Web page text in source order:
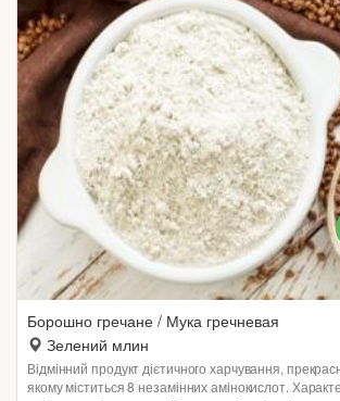
Борошно гречане / Мука гречневая
Зелений млин
Відмінний продукт дієтичного харчування,
якому міститься 8 незамінних амінокислот.